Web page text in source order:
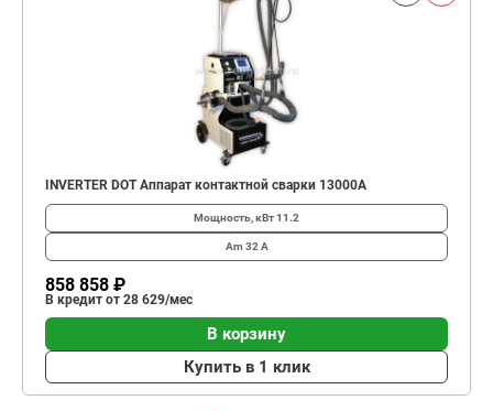
INVERTER DOT Аппарат контактной сварки 13000А
Мощность, кВт11.2
Am 32 А
858 858 ₽
В кредит от 28 629/мес
В корзину
Купить в 1 клик